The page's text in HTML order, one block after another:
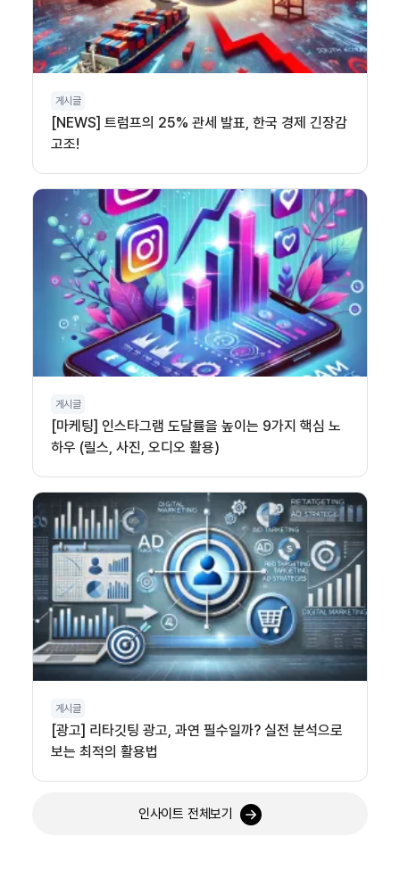
게시글
[NEWS] 트럼프의 25% 관세 발표, 한국 경제 긴장감
고조!
게시글
[마케팅] 인스타그램 도달률을 높이는 9가지 핵심 노
하우 (릴스, 사진, 오디오 활용)
게시글
[광고] 리타깃팅 광고, 과연 필수일까? 실전 분석으로
보는 최적의 활용법
인사이트 전체보기